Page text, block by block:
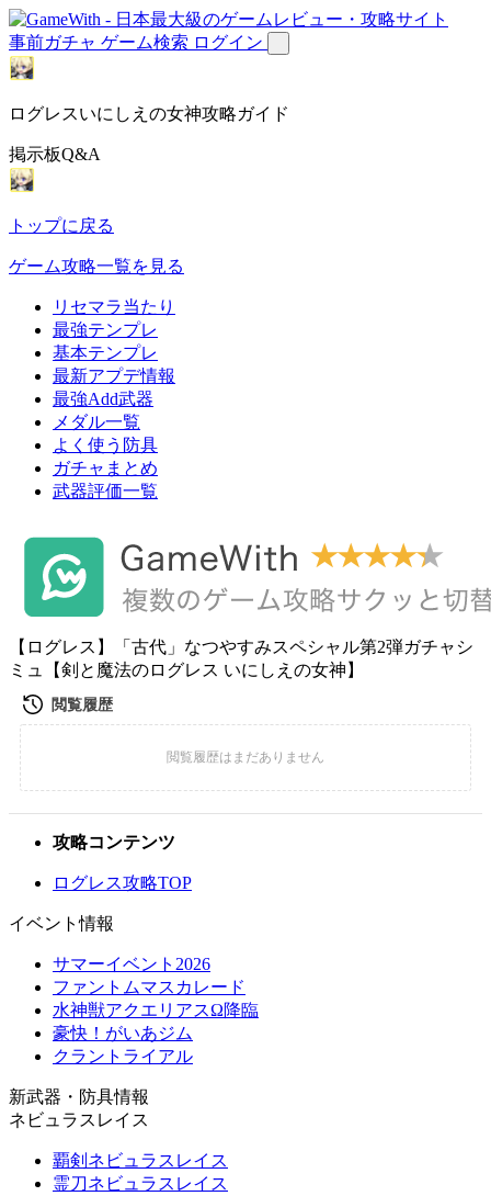
事前ガチャ ゲーム検索 ログイン
ログレスいにしえの女神攻略ガイド
掲示板Q&A
トップに戻る
ゲーム攻略一覧を見る
リセマラ当たり
最強テンプレ
基本テンプレ
最新アプデ情報
最強Add武器
メダル一覧
よく使う防具
ガチャまとめ
武器評価一覧
【ログレス】「古代」なつやすみスペシャル第2弾ガチャシ
ミュ【剣と魔法のログレス いにしえの女神】
攻略コンテンツ
ログレス攻略TOP
イベント情報
サマーイベント2026
ファントムマスカレード
水神獣アクエリアスΩ降臨
豪快！がいあジム
クラントライアル
新武器・防具情報
ネビュラスレイス
覇剣ネビュラスレイス
霊刀ネビュラスレイス